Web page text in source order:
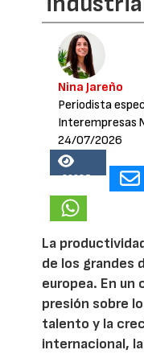
Nina Jareño
Periodista
Interempresas
24/07/2026
20985
La
de los grandes
europea. En
presión sobre
talento y la
internacional,